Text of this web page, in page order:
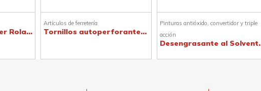
Lana de vidrio Isover Rolac Plata
Artículos de ferretería
Tornillos autoperforantes T1 punta mecha
Pinturas antióxido, convertidor y triple
acción